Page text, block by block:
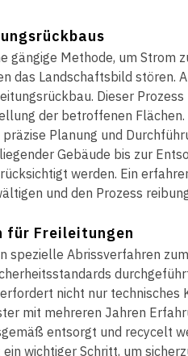
gängige Methode, um Strom
das Landschaftsbild stören.
Dieser
der betroffenen Flächen.
Planung und
Gebäude bis zur
werden. Ein
und den Prozess
für Freileitungen
spezielle Abrissverfahren
nicht nur technisches
mit mehreren Jahren
entsorgt und recycelt
wichtiger Schritt, um